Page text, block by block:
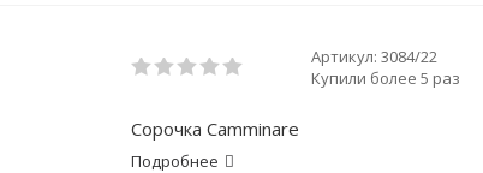
Артикул: 3084/22
Купили более 5 раз
Сорочка Camminare
Подробнее